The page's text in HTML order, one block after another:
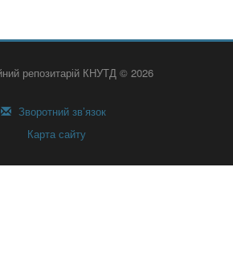
репозитарій КНУТД © 2026
Зворотний зв’язок
Карта сайту